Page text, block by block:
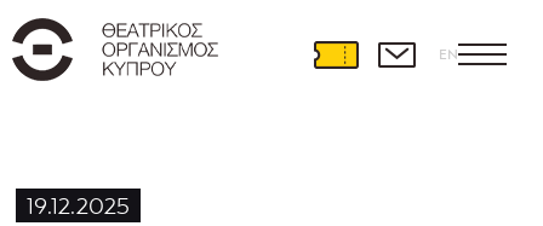
EN
19.12.2025